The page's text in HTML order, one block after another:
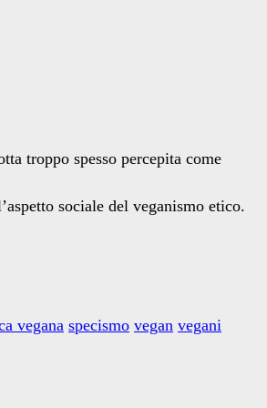
troppo spesso percepita come
sociale del veganismo etico.
vegana specismo vegan vegani